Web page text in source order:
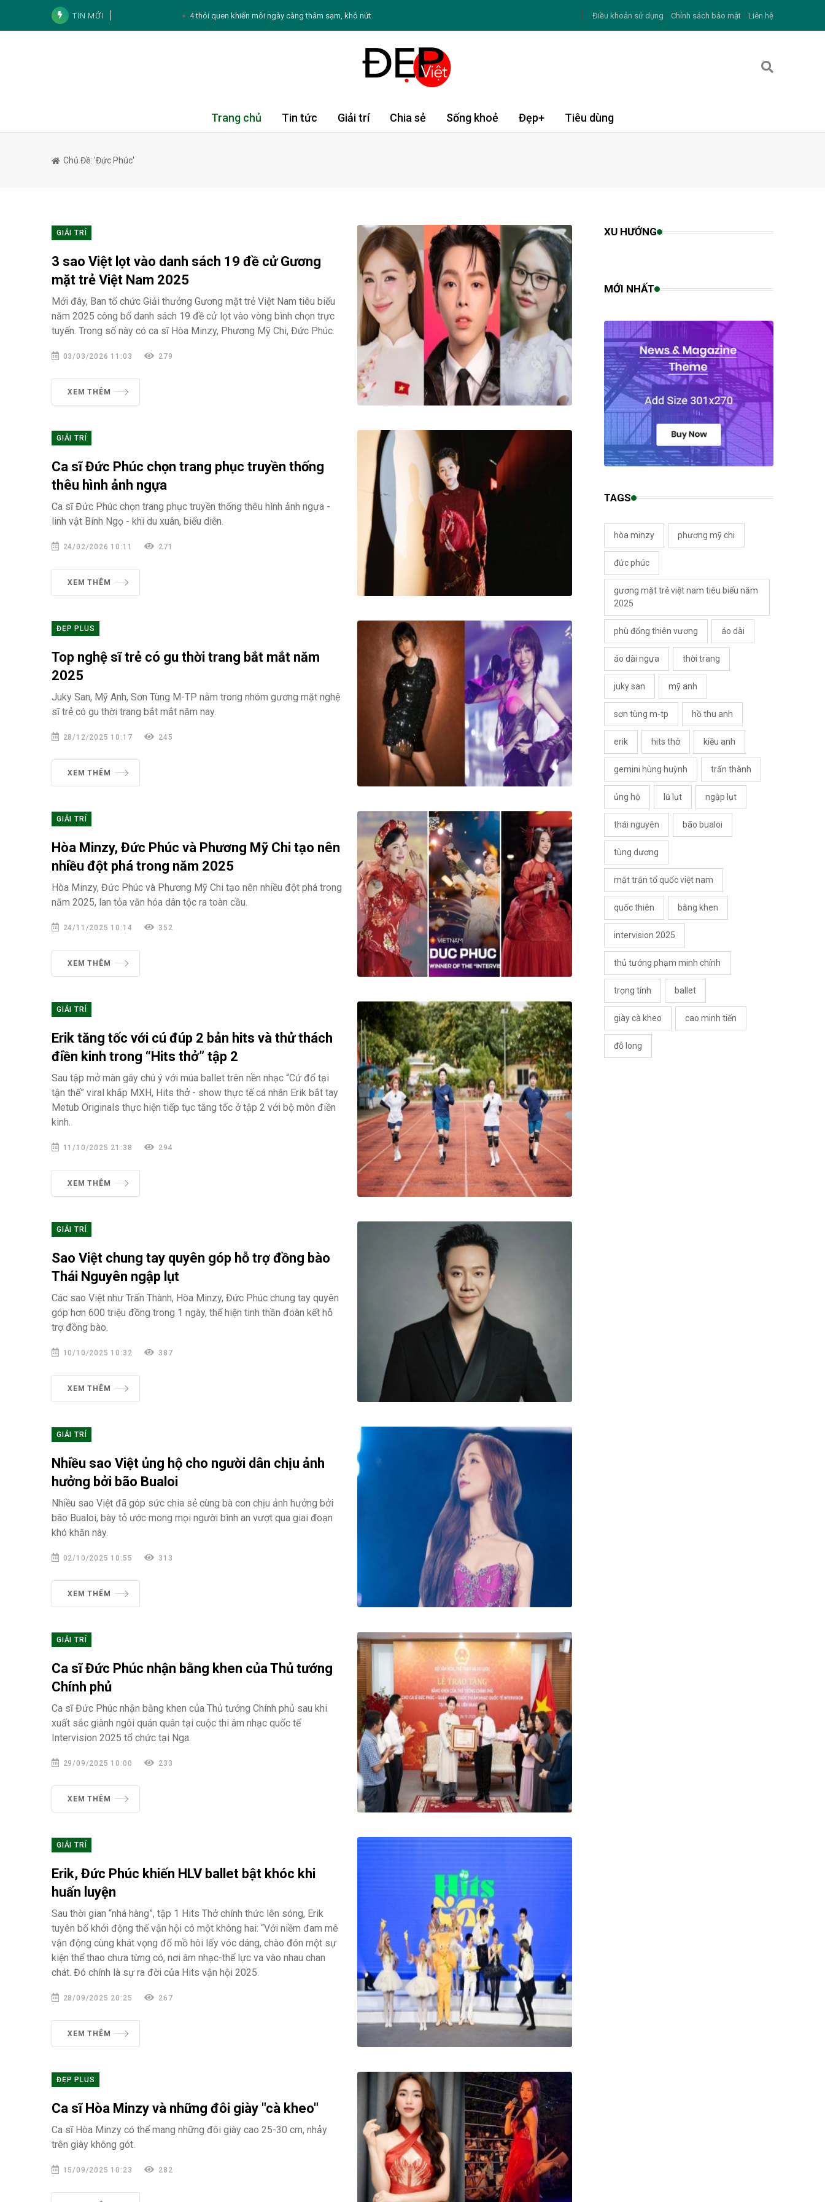
TIN MỚI 4 thói quen khiến môi ngày càng thâm sạm, khô nứt
4 cách sử dụng lá tía tô để chăm sóc sức khỏe và làn da đúng cách
Mai Phương Thúy vẫn luôn giữ sức hút đặc biệt trong lòng công chúng
Tử vi cá nhân hàng ngày 12 cung Hoàng Đạo thứ sáu ngày 7/8/2026: Song Tử sống động
4 lý do phụ nữ mang thai nên hạn chế ăn đường bổ sung
Điều khoản sử dụng Chính sách bảo mật Liên hệ
Trang chủ Tin tức Giải trí Chia sẻ Sống khoẻ Đẹp+ Tiêu dùng
Chủ Đề: 'đức Phúc'
GIẢI TRÍ
3 sao Việt lọt vào danh sách 19 đề cử Gương
mặt trẻ Việt Nam 2025
Mới đây, Ban tổ chức Giải thưởng Gương mặt trẻ Việt Nam tiêu biểu
năm 2025 công bố danh sách 19 đề cử lọt vào vòng bình chọn trực
tuyến. Trong số này có ca sĩ Hòa Minzy, Phương Mỹ Chi, Đức Phúc.
03/03/2026 11:03 279
XEM THÊM
GIẢI TRÍ
Ca sĩ Đức Phúc chọn trang phục truyền thống
thêu hình ảnh ngựa
Ca sĩ Đức Phúc chọn trang phục truyền thống thêu hình ảnh ngựa -
linh vật Bính Ngọ - khi du xuân, biểu diễn.
24/02/2026 10:11 271
XEM THÊM
ĐẸP PLUS
Top nghệ sĩ trẻ có gu thời trang bắt mắt năm
2025
Juky San, Mỹ Anh, Sơn Tùng M-TP nằm trong nhóm gương mặt nghệ
sĩ trẻ có gu thời trang bắt mắt năm nay.
28/12/2025 10:17 245
XEM THÊM
GIẢI TRÍ
Hòa Minzy, Đức Phúc và Phương Mỹ Chi tạo nên
nhiều đột phá trong năm 2025
Hòa Minzy, Đức Phúc và Phương Mỹ Chi tạo nên nhiều đột phá trong
năm 2025, lan tỏa văn hóa dân tộc ra toàn cầu.
24/11/2025 10:14 352
XEM THÊM
GIẢI TRÍ
Erik tăng tốc với cú đúp 2 bản hits và thử thách
điền kinh trong “Hits thở” tập 2
Sau tập mở màn gây chú ý với múa ballet trên nền nhạc “Cứ đổ tại
tận thế” viral khắp MXH, Hits thở - show thực tế cá nhân Erik bắt tay
Metub Originals thực hiện tiếp tục tăng tốc ở tập 2 với bộ môn điền
kinh.
11/10/2025 21:38 294
XEM THÊM
GIẢI TRÍ
Sao Việt chung tay quyên góp hỗ trợ đồng bào
Thái Nguyên ngập lụt
Các sao Việt như Trấn Thành, Hòa Minzy, Đức Phúc chung tay quyên
góp hơn 600 triệu đồng trong 1 ngày, thể hiện tinh thần đoàn kết hỗ
trợ đồng bào.
10/10/2025 10:32 387
XEM THÊM
GIẢI TRÍ
Nhiều sao Việt ủng hộ cho người dân chịu ảnh
hưởng bởi bão Bualoi
Nhiều sao Việt đã góp sức chia sẻ cùng bà con chịu ảnh hưởng bởi
bão Bualoi, bày tỏ ước mong mọi người bình an vượt qua giai đoạn
khó khăn này.
02/10/2025 10:55 313
XEM THÊM
GIẢI TRÍ
Ca sĩ Đức Phúc nhận bằng khen của Thủ tướng
Chính phủ
Ca sĩ Đức Phúc nhận bằng khen của Thủ tướng Chính phủ sau khi
xuất sắc giành ngôi quán quân tại cuộc thi âm nhạc quốc tế
Intervision 2025 tổ chức tại Nga.
29/09/2025 10:00 233
XEM THÊM
GIẢI TRÍ
Erik, Đức Phúc khiến HLV ballet bật khóc khi
huấn luyện
Sau thời gian “nhá hàng”, tập 1 Hits Thở chính thức lên sóng, Erik
tuyên bố khởi động thế vận hội có một không hai: “Với niềm đam mê
vận động cùng khát vọng đổ mồ hôi lấy vóc dáng, chào đón một sự
kiện thể thao chưa từng có, nơi âm nhạc-thể lực va vào nhau chan
chát. Đó chính là sự ra đời của Hits vận hội 2025.
28/09/2025 20:25 267
XEM THÊM
ĐẸP PLUS
Ca sĩ Hòa Minzy và những đôi giày "cà kheo"
Ca sĩ Hòa Minzy có thể mang những đôi giày cao 25-30 cm, nhảy
trên giày không gót.
15/09/2025 10:23 282
XU HƯỚNG
MỚI NHẤT
TAGS
hòa minzy phương mỹ chi
đức phúc
gương mặt trẻ việt nam tiêu biểu năm
2025
phù đổng thiên vương áo dài
áo dài ngựa thời trang
juky san mỹ anh
sơn tùng m-tp hồ thu anh
erik hits thở kiều anh
gemini hùng huỳnh trấn thành
ủng hộ lũ lụt ngập lụt
thái nguyên bão bualoi
tùng dương
mặt trận tổ quốc việt nam
quốc thiên bằng khen
intervision 2025
thủ tướng phạm minh chính
trọng tính ballet
giày cà kheo cao minh tiến
đỗ long